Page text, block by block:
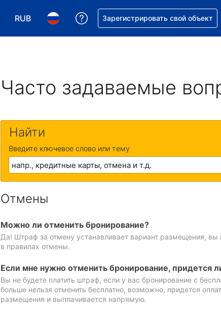
RUB
Выберите валюту. Текущая валюта — Российский
Выберите язык. Текущий язык — На
Получите помощь с
Зарегистрировать свой объект
Часто задаваемые
Найти
Введите ключевое слово или тему
Отмены
Можно ли отменить бронирование?
Да! Штраф за отмену устанавливает вариант размещения,
в правилах отмены.
Если мне нужно отменить бронирование, придется
Вы не будете платить штраф, если у вас бронирование с
больше нельзя отменить бесплатно, возможно, придется
размещения и выплачивается напрямую.